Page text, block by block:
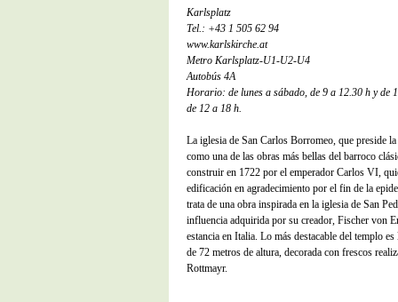
Karlsplatz
Tel.: +43 1 505 62 94
www.karlskirche.at
Metro Karlsplatz-U1-U2-U4
Autobús 4A
Horario: de lunes a sábado, de 9 a 12.30 h y de
de 12 a 18 h.
La iglesia de San Carlos Borromeo, que preside
como una de las obras más bellas del barroco
construir en 1722 por el emperador Carlos VI,
edificación en agradecimiento por el fin de la
trata de una obra inspirada en la iglesia de San
influencia adquirida por su creador, Fischer von
estancia en Italia. Lo más destacable del templo
de 72 metros de altura, decorada con frescos
Rottmayr.